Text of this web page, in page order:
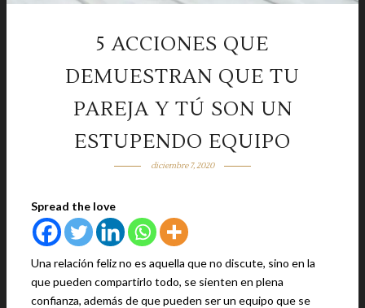
5 ACCIONES QUE
DEMUESTRAN QUE TU
PAREJA Y TÚ SON UN
ESTUPENDO EQUIPO
diciembre 7, 2020
Spread the love
Una relación feliz no es aquella que no discute, sino en la
que pueden compartirlo todo, se sienten en plena
confianza, además de que pueden ser un equipo que se